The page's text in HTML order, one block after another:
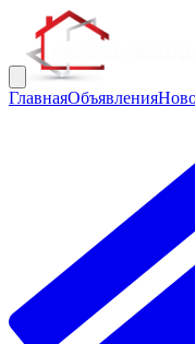
ГлавнаяОбъявления